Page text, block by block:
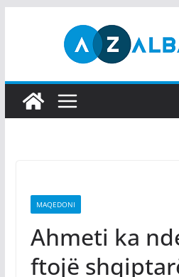
MAQEDONI
Ahmeti ka
ftojë